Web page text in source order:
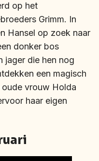
op het
Grimm. In
Hansel op zoek naar
donker bos
jager die hen nog
een magisch
oude vrouw Holda
haar eigen